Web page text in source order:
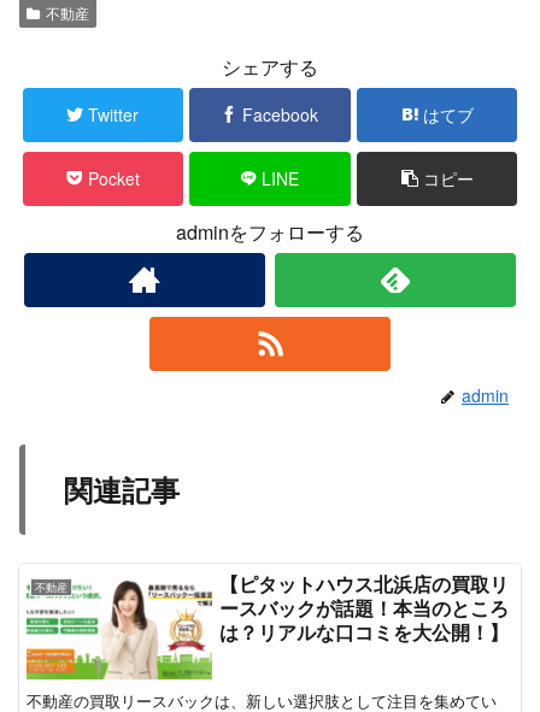
不動産
シェアする
Twitter Facebook はてブ
Pocket LINE コピー
adminをフォローする
admin
関連記事
不動産
【ピタットハウス北浜店の買取リ
ースバックが話題！本当のところ
は？リアルな口コミを大公開！】
不動産の買取リースバックは、新しい選択肢として注目を集めてい